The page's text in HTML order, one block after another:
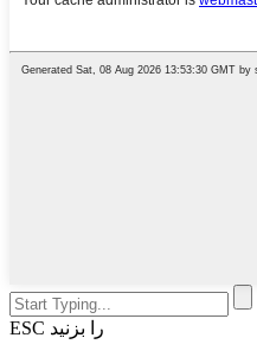
ESC را بزنید